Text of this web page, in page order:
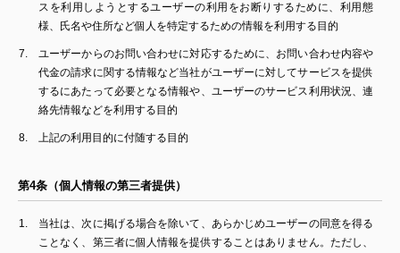
スを利用しようとするユーザーの利用をお断りするために、利用態
様、氏名や住所など個人を特定するための情報を利用する目的
ユーザーからのお問い合わせに対応するために、お問い合わせ内容や
代金の請求に関する情報など当社がユーザーに対してサービスを提供
するにあたって必要となる情報や、ユーザーのサービス利用状況、連
絡先情報などを利用する目的
上記の利用目的に付随する目的
第4条（個人情報の第三者提供）
当社は、次に掲げる場合を除いて、あらかじめユーザーの同意を得る
ことなく、第三者に個人情報を提供することはありません。ただし、